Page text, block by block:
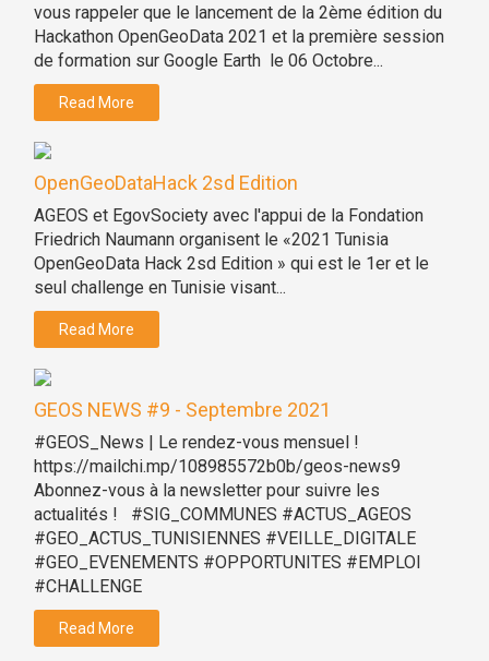
vous rappeler que le lancement de la 2ème édition du
Hackathon OpenGeoData 2021 et la première session
de formation sur Google Earth le 06 Octobre...
Read More
OpenGeoDataHack 2sd Edition
AGEOS et EgovSociety avec l'appui de la Fondation
Friedrich Naumann organisent le «2021 Tunisia
OpenGeoData Hack 2sd Edition » qui est le 1er et le
seul challenge en Tunisie visant...
Read More
GEOS NEWS #9 - Septembre 2021
#GEOS_News | Le rendez-vous mensuel !
https://mailchi.mp/108985572b0b/geos-news9
Abonnez-vous à la newsletter pour suivre les
actualités ! #SIG_COMMUNES #ACTUS_AGEOS
#GEO_ACTUS_TUNISIENNES #VEILLE_DIGITALE
#GEO_EVENEMENTS #OPPORTUNITES #EMPLOI
#CHALLENGE
Read More